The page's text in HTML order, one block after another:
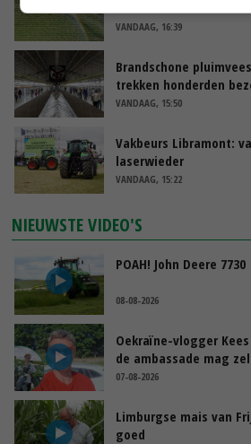
VANDAAG, 16:39
Brandschone
trekken honderden
VANDAAG, 15:50
Vakbeurs Libramont:
laserwieder
VANDAAG, 15:22
NIEUWSTE VIDEO'S
POAH! John Deere 7730
08-08-2026
Oekraïne-vlogger
de ambassade mag
07-08-2026
Limburgse mais van
goed